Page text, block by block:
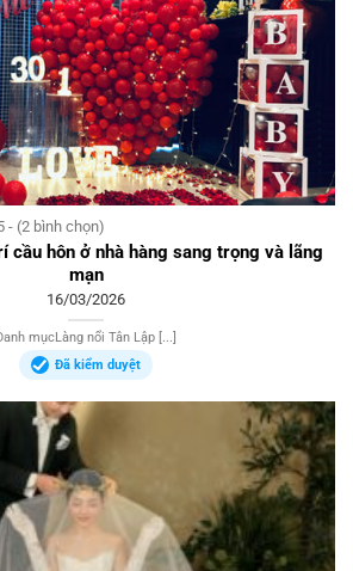
- (2 bình chọn)
cầu hôn ở nhà hàng sang trọng và lãng
mạn
16/03/2026
mụcLàng nổi Tân Lập [...]
Đã kiểm duyệt